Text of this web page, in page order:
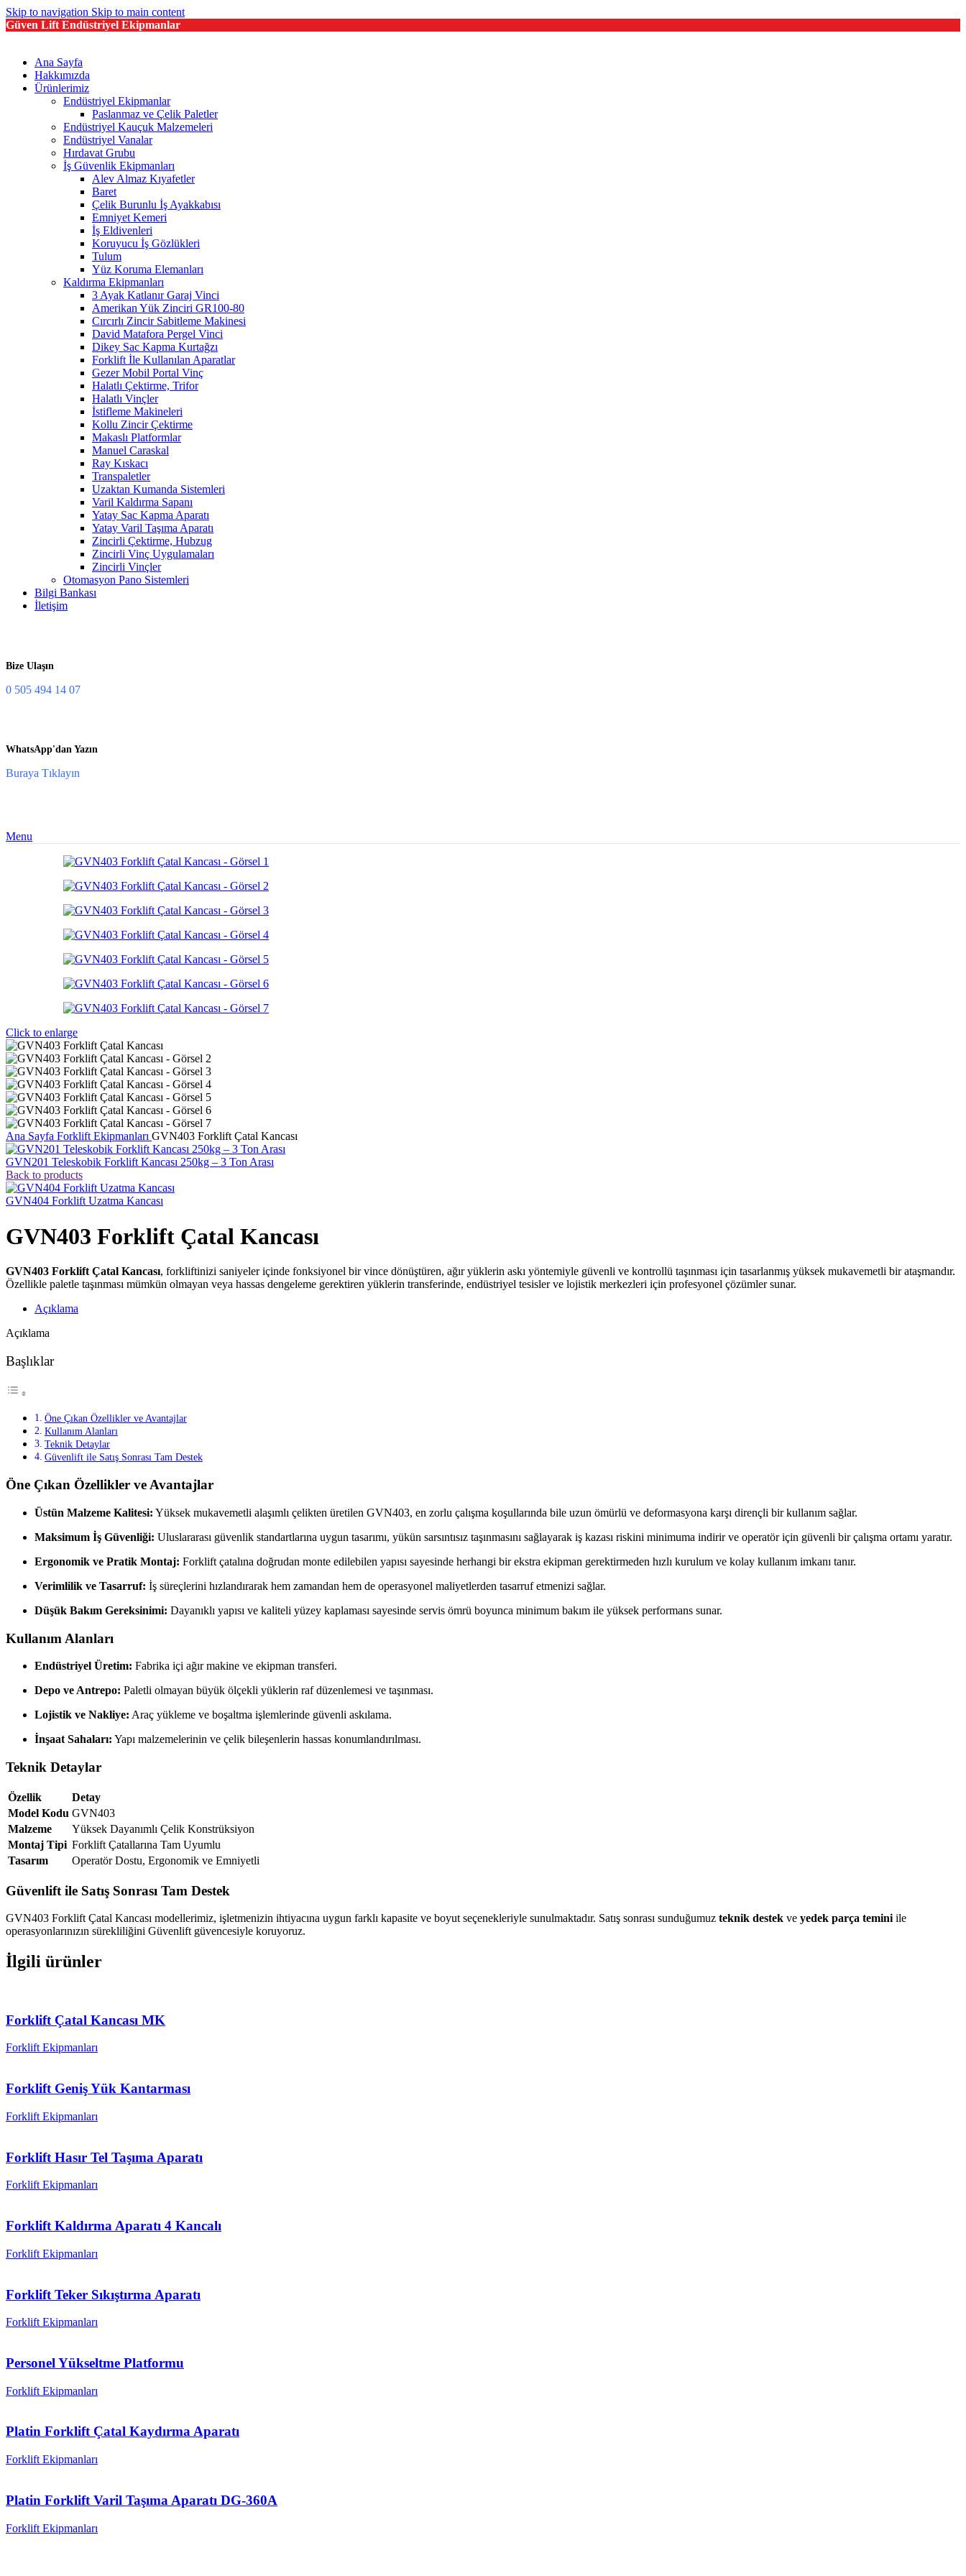
Skip to navigation Skip to main content
Güven Lift Endüstriyel Ekipmanlar
Ana Sayfa
Hakkımızda
Ürünlerimiz
Endüstriyel Ekipmanlar
Paslanmaz ve Çelik Paletler
Endüstriyel Kauçuk Malzemeleri
Endüstriyel Vanalar
Hırdavat Grubu
İş Güvenlik Ekipmanları
Alev Almaz Kıyafetler
Baret
Çelik Burunlu İş Ayakkabısı
Emniyet Kemeri
İş Eldivenleri
Koruyucu İş Gözlükleri
Tulum
Yüz Koruma Elemanları
Kaldırma Ekipmanları
3 Ayak Katlanır Garaj Vinci
Amerikan Yük Zinciri GR100-80
Cırcırlı Zincir Sabitleme Makinesi
David Matafora Pergel Vinci
Dikey Sac Kapma Kurtağzı
Forklift İle Kullanılan Aparatlar
Gezer Mobil Portal Vinç
Halatlı Çektirme, Trifor
Halatlı Vinçler
İstifleme Makineleri
Kollu Zincir Çektirme
Makaslı Platformlar
Manuel Caraskal
Ray Kıskacı
Transpaletler
Uzaktan Kumanda Sistemleri
Varil Kaldırma Sapanı
Yatay Sac Kapma Aparatı
Yatay Varil Taşıma Aparatı
Zincirli Çektirme, Hubzug
Zincirli Vinç Uygulamaları
Zincirli Vinçler
Otomasyon Pano Sistemleri
Bilgi Bankası
İletişim
Bize Ulaşın
0 505 494 14 07
WhatsApp'dan Yazın
Buraya Tıklayın
Menu
Click to enlarge
Ana Sayfa Forklift Ekipmanları GVN403 Forklift Çatal Kancası
GVN201 Teleskobik Forklift Kancası 250kg – 3 Ton Arası
Back to products
GVN404 Forklift Uzatma Kancası
GVN403 Forklift Çatal Kancası
GVN403 Forklift Çatal Kancası, forkliftinizi saniyeler içinde fonksiyonel bir vince dönüştüren, ağır yüklerin askı yöntemiyle güvenli ve kontrollü taşınması için tasarlanmış yüksek mukavemetli bir ataşmandır.
Özellikle paletle taşınması mümkün olmayan veya hassas dengeleme gerektiren yüklerin transferinde, endüstriyel tesisler ve lojistik merkezleri için profesyonel çözümler sunar.
Açıklama
Açıklama
Başlıklar
Öne Çıkan Özellikler ve Avantajlar
Kullanım Alanları
Teknik Detaylar
Güvenlift ile Satış Sonrası Tam Destek
Öne Çıkan Özellikler ve Avantajlar
Üstün Malzeme Kalitesi: Yüksek mukavemetli alaşımlı çelikten üretilen GVN403, en zorlu çalışma koşullarında bile uzun ömürlü ve deformasyona karşı dirençli bir kullanım sağlar.
Maksimum İş Güvenliği: Uluslararası güvenlik standartlarına uygun tasarımı, yükün sarsıntısız taşınmasını sağlayarak iş kazası riskini minimuma indirir ve operatör için güvenli bir çalışma ortamı yaratır.
Ergonomik ve Pratik Montaj: Forklift çatalına doğrudan monte edilebilen yapısı sayesinde herhangi bir ekstra ekipman gerektirmeden hızlı kurulum ve kolay kullanım imkanı tanır.
Verimlilik ve Tasarruf: İş süreçlerini hızlandırarak hem zamandan hem de operasyonel maliyetlerden tasarruf etmenizi sağlar.
Düşük Bakım Gereksinimi: Dayanıklı yapısı ve kaliteli yüzey kaplaması sayesinde servis ömrü boyunca minimum bakım ile yüksek performans sunar.
Kullanım Alanları
Endüstriyel Üretim: Fabrika içi ağır makine ve ekipman transferi.
Depo ve Antrepo: Paletli olmayan büyük ölçekli yüklerin raf düzenlemesi ve taşınması.
Lojistik ve Nakliye: Araç yükleme ve boşaltma işlemlerinde güvenli askılama.
İnşaat Sahaları: Yapı malzemelerinin ve çelik bileşenlerin hassas konumlandırılması.
Teknik Detaylar
Özellik
Detay
Model Kodu GVN403
Malzeme
Yüksek Dayanımlı Çelik Konstrüksiyon
Montaj Tipi Forklift Çatallarına Tam Uyumlu
Tasarım
Operatör Dostu, Ergonomik ve Emniyetli
Güvenlift ile Satış Sonrası Tam Destek
GVN403 Forklift Çatal Kancası modellerimiz, işletmenizin ihtiyacına uygun farklı kapasite ve boyut seçenekleriyle sunulmaktadır. Satış sonrası sunduğumuz teknik destek ve yedek parça temini ile
operasyonlarınızın sürekliliğini Güvenlift güvencesiyle koruyoruz.
İlgili ürünler
Forklift Çatal Kancası MK
Forklift Ekipmanları
Forklift Geniş Yük Kantarması
Forklift Ekipmanları
Forklift Hasır Tel Taşıma Aparatı
Forklift Ekipmanları
Forklift Kaldırma Aparatı 4 Kancalı
Forklift Ekipmanları
Forklift Teker Sıkıştırma Aparatı
Forklift Ekipmanları
Personel Yükseltme Platformu
Forklift Ekipmanları
Platin Forklift Çatal Kaydırma Aparatı
Forklift Ekipmanları
Platin Forklift Varil Taşıma Aparatı DG-360A
Forklift Ekipmanları